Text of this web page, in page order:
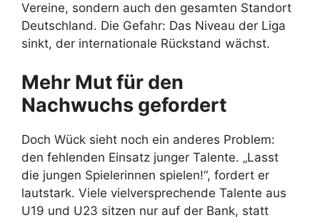
Vereine, sondern auch den gesamten Standort
Deutschland. Die Gefahr: Das Niveau der Liga
sinkt, der internationale Rückstand wächst.
Mehr Mut für den
Nachwuchs gefordert
Doch Wück sieht noch ein anderes Problem:
den fehlenden Einsatz junger Talente. „Lasst
die jungen Spielerinnen spielen!“, fordert er
lautstark. Viele vielversprechende Talente aus
U19 und U23 sitzen nur auf der Bank, statt